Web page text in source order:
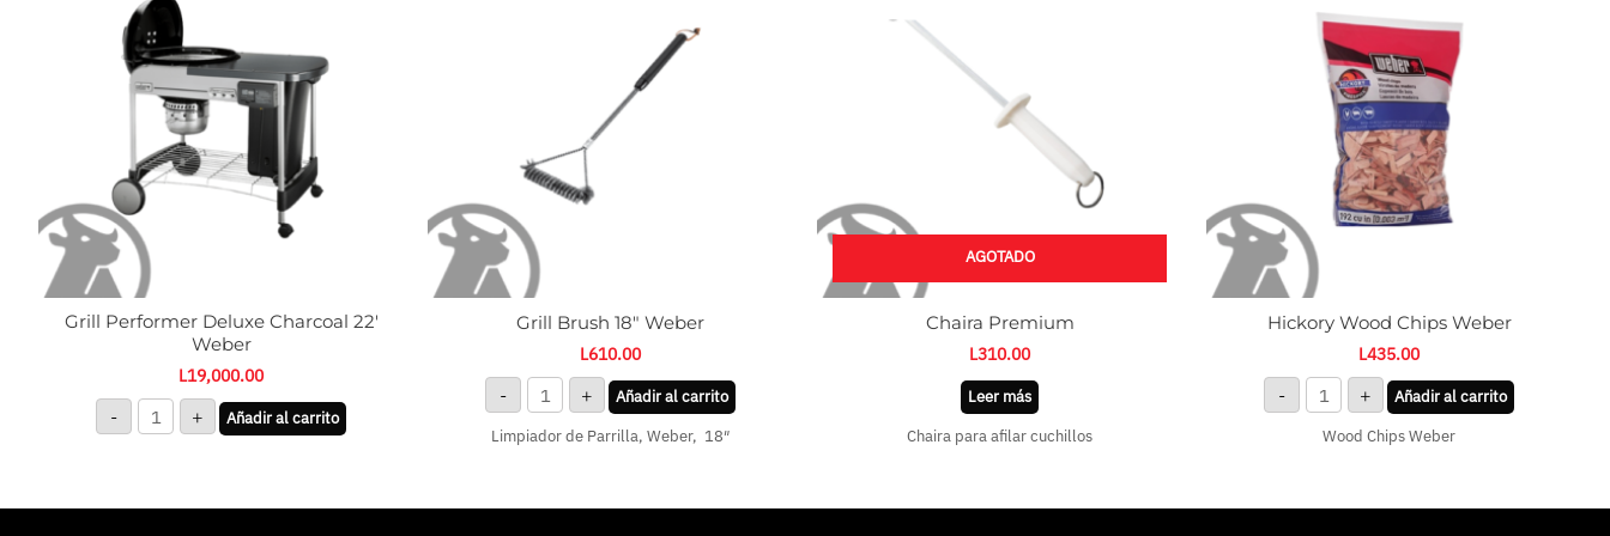
Grill Performer Deluxe Charcoal 22′
Weber
L19,000.00
-
Weber
cantidad
+ Añadir al carrito
Grill Brush 18″ Weber
L610.00
- +
Añadir al carrito
Limpiador de Parrilla, Weber, 18″
AGOTADO
Chaira Premium
L310.00
Leer más
Chaira para afilar cuchillos
Hickory Wood Chips Weber
L435.00
- +
Añadir al carrito
Wood Chips Weber